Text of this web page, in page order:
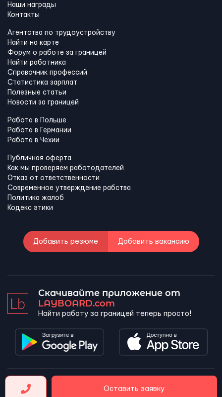
Оставить заявку
Наши награды
Контакты
Агентства по трудоустройству
Найти на карте
Форум о работе за границей
Найти работника
Справочник профессий
Статистика зарплат
Полезные статьи
Новости за границей
Работа в Польше
Работа в Германии
Работа в Чехии
Публичная оферта
Как мы проверяем работодателей
Отказ от ответственности
Современное утверждение рабства
Политика жалоб
Кодекс этики
Добавить резюме Добавить вакансию
Скачивайте приложение от
LAYBOARD.com
Найти работу за границей теперь просто!
LAYBOARD, SL Copyright 2026 ©